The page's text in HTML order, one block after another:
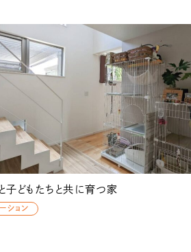
子どもたちと共に育つ家
ション